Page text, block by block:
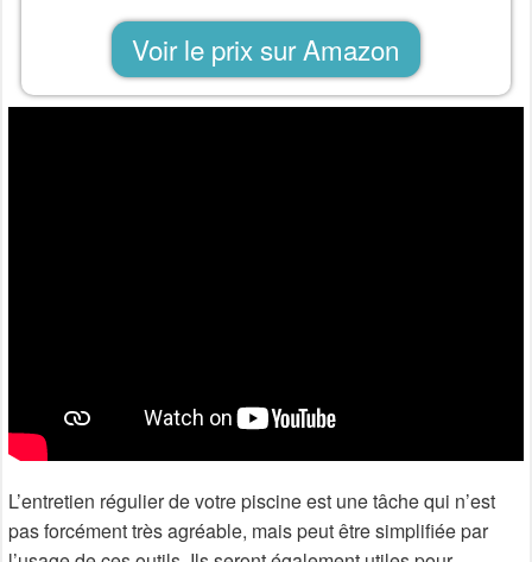
Voir le prix sur Amazon
L’entretien régulier de votre piscine est une tâche qui n’est
pas forcément très agréable, mais peut être simplifiée par